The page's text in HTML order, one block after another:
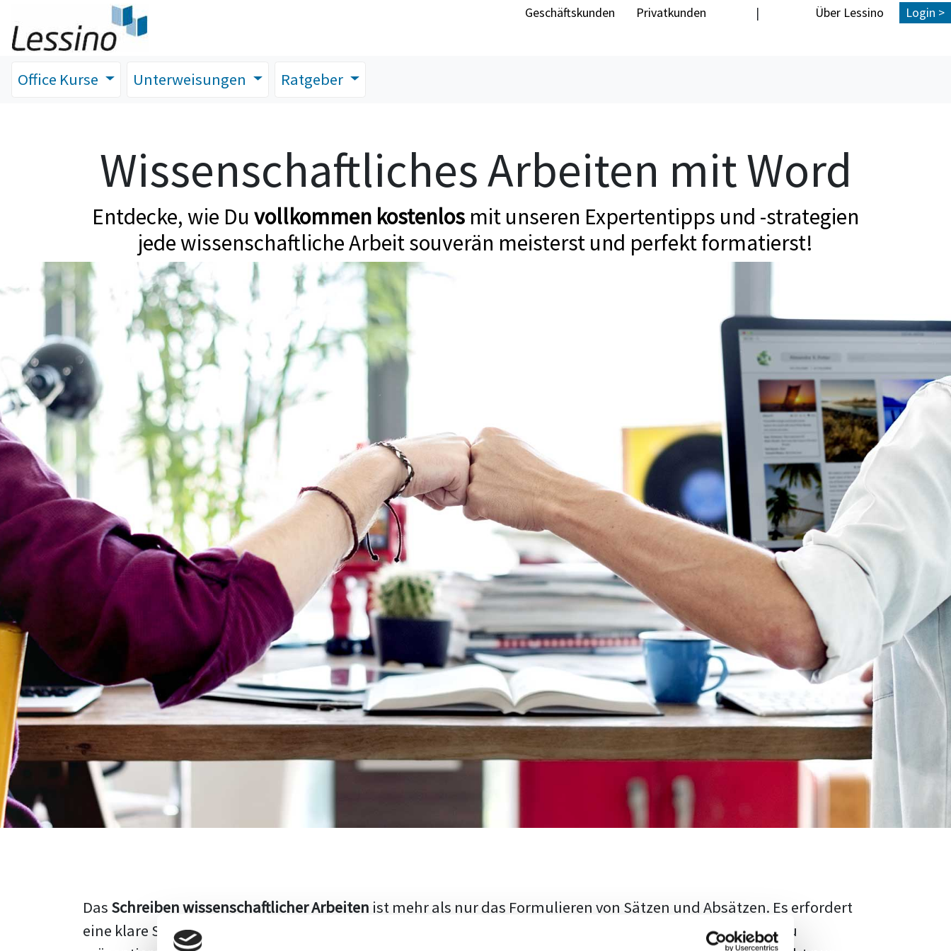
Geschäftskunden Privatkunden | Über Lessino Login >
Office Kurse Unterweisungen Ratgeber
Wissenschaftliches Arbeiten mit Word
Entdecke, wie Du vollkommen kostenlos mit unseren Expertentipps und -strategien
jede wissenschaftliche Arbeit souverän meisterst und perfekt formatierst!
Das Schreiben wissenschaftlicher Arbeiten ist mehr als nur das Formulieren von Sätzen und Absätzen. Es erfordert
eine klare Struktur, einen logischen Aufbau und die Fähigkeit, den aktuellen Forschungsstand adäquat zu